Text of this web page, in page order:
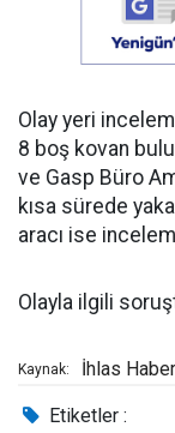
Olay yeri
8 boş kovan
ve Gasp Büro
kısa sürede
aracı ise
Olayla ilgili
Kaynak: İhlas
Etiketler :